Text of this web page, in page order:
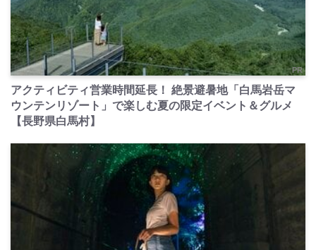
PR
アクティビティ営業時間延長！ 絶景避暑地「白馬岩岳マ
ウンテンリゾート」で楽しむ夏の限定イベント＆グルメ
【長野県白馬村】